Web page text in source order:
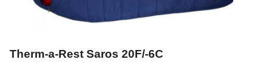
Therm-a-Rest Saros 20F/-6C